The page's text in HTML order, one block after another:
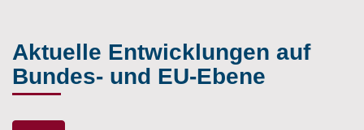
Aktuelle Entwicklungen auf
Bundes- und EU-Ebene